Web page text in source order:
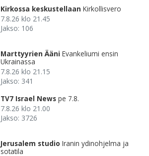
Kirkossa keskustellaan Kirkollisvero
7.8.26 klo 21.45
Jakso: 106
Marttyyrien Ääni Evankeliumi ensin
Ukrainassa
7.8.26 klo 21.15
Jakso: 341
TV7 Israel News pe 7.8.
7.8.26 klo 21.00
Jakso: 3726
Jerusalem studio Iranin ydinohjelma ja
sotatila